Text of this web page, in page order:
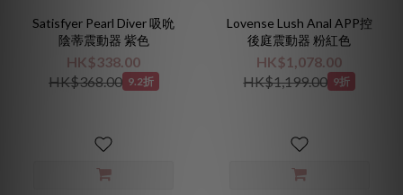
Satisfyer Pearl Diver 吸吮
陰蒂震動器 紫色
HK$338.00
HK$368.00 9.2折
Lovense Lush Anal APP控
後庭震動器 粉紅色
HK$1,078.00
HK$1,199.00 9折